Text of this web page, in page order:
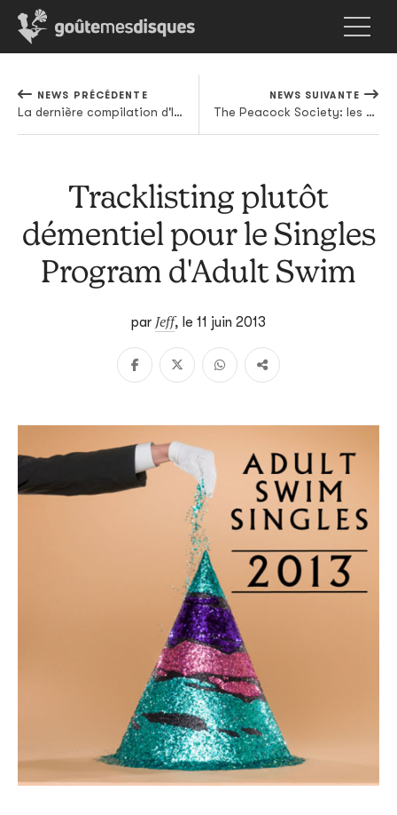
NEWS PRÉCÉDENTE
La dernière compilation d'Italians Do It Better (déjà) en téléchargement gratuit
NEWS SUIVANTE
The Peacock Society: les musiques électroniques au milieu des fleurs
Tracklisting plutôt
démentiel pour le Singles
Program d'Adult Swim
par Jeff, le 11 juin 2013